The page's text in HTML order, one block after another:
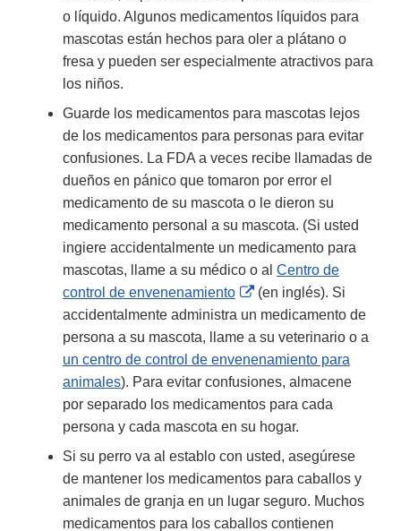
o líquido. Algunos medicamentos líquidos para
mascotas están hechos para oler a plátano o
fresa y pueden ser especialmente atractivos para
los niños.
Guarde los medicamentos para mascotas lejos
de los medicamentos para personas para evitar
confusiones. La FDA a veces recibe llamadas de
dueños en pánico que tomaron por error el
medicamento de su mascota o le dieron su
medicamento personal a su mascota. (Si usted
ingiere accidentalmente un medicamento para
mascotas, llame a su médico o al Centro de
control de envenenamiento
External
Link
Disclaimer
(en inglés). Si
accidentalmente administra un medicamento de
persona a su mascota, llame a su veterinario o a
un centro de control de envenenamiento para
animales). Para evitar confusiones, almacene
por separado los medicamentos para cada
persona y cada mascota en su hogar.
Si su perro va al establo con usted, asegúrese
de mantener los medicamentos para caballos y
animales de granja en un lugar seguro. Muchos
medicamentos para los caballos contienen